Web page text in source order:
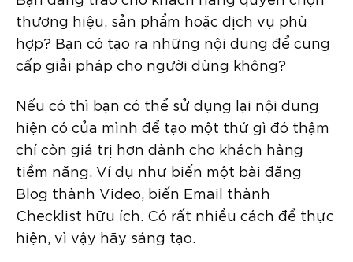
thương hiệu, sản phẩm hoặc dịch vụ phù
hợp? Bạn có tạo ra những nội dung để cung
cấp giải pháp cho người dùng không?
Nếu có thì bạn có thể sử dụng lại nội dung
hiện có của mình để tạo một thứ gì đó thậm
chí còn giá trị hơn dành cho khách hàng
tiềm năng. Ví dụ như biến một bài đăng
Blog thành Video, biến Email thành
Checklist hữu ích. Có rất nhiều cách để thực
hiện, vì vậy hãy sáng tạo.